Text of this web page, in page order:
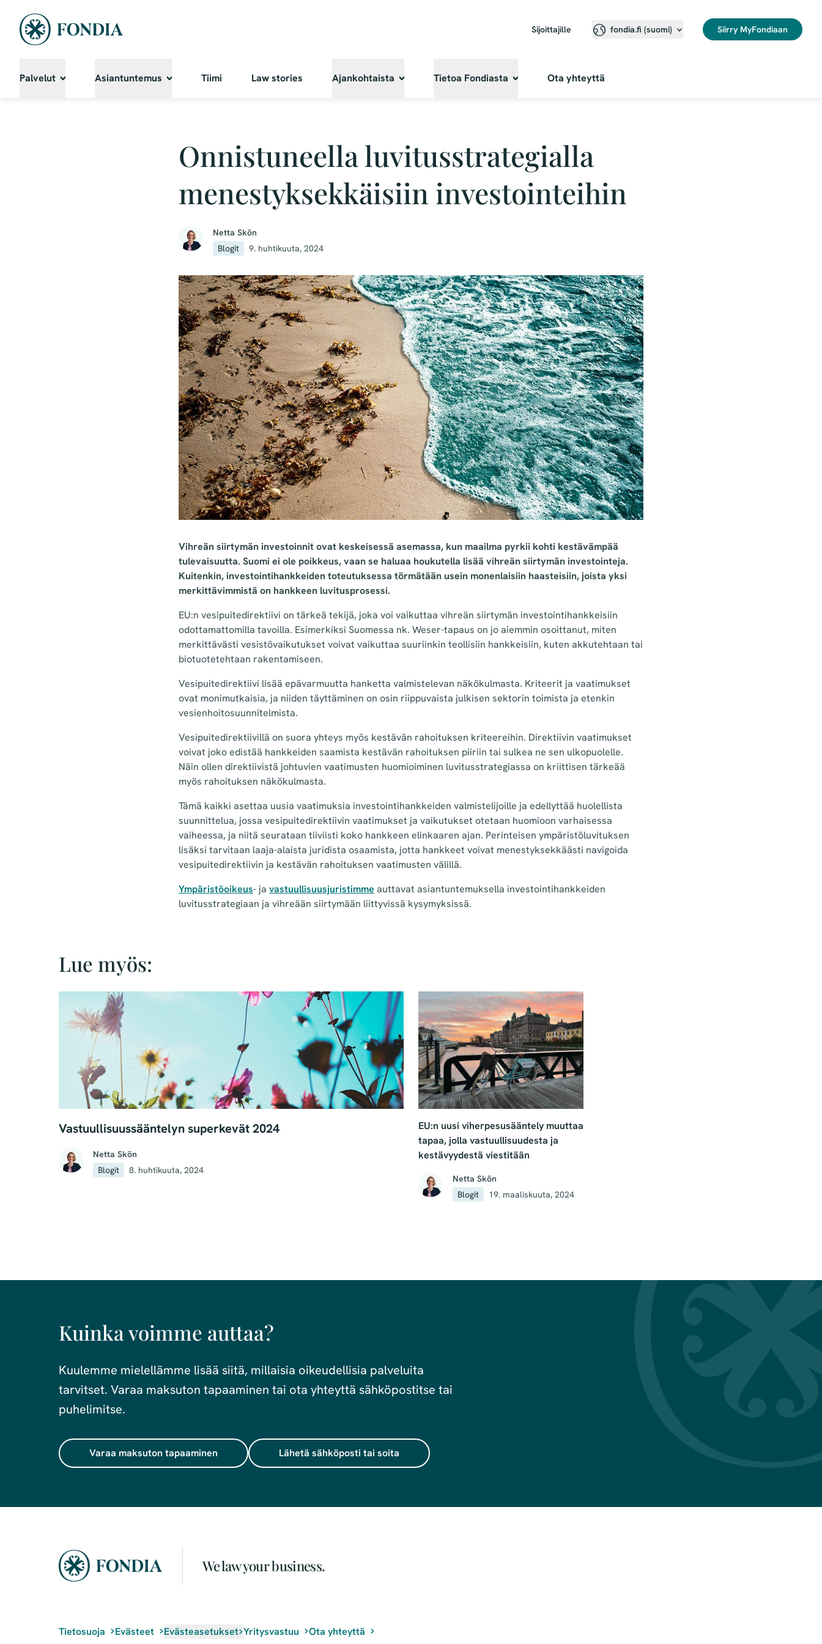
Sijoittajille fondia.fi (suomi) Siirry MyFondiaan
Palvelut Asiantuntemus Tiimi Law stories Ajankohtaista Tietoa Fondiasta Ota yhteyttä
Onnistuneella luvitusstrategialla
menestyksekkäisiin investointeihin
Netta Skön
Blogit
9. huhtikuuta, 2024
Vihreän siirtymän investoinnit ovat keskeisessä asemassa, kun maailma pyrkii kohti kestävämpää
tulevaisuutta. Suomi ei ole poikkeus, vaan se haluaa houkutella lisää vihreän siirtymän investointeja.
Kuitenkin, investointihankkeiden toteutuksessa törmätään usein monenlaisiin haasteisiin, joista yksi
merkittävimmistä on hankkeen luvitusprosessi.
EU:n vesipuitedirektiivi on tärkeä tekijä, joka voi vaikuttaa vihreän siirtymän investointihankkeisiin
odottamattomilla tavoilla. Esimerkiksi Suomessa nk. Weser-tapaus on jo aiemmin osoittanut, miten
merkittävästi vesistövaikutukset voivat vaikuttaa suuriinkin teollisiin hankkeisiin, kuten akkutehtaan tai
biotuotetehtaan rakentamiseen.
Vesipuitedirektiivi lisää epävarmuutta hanketta valmistelevan näkökulmasta. Kriteerit ja vaatimukset
ovat monimutkaisia, ja niiden täyttäminen on osin riippuvaista julkisen sektorin toimista ja etenkin
vesienhoitosuunnitelmista.
Vesipuitedirektiivillä on suora yhteys myös kestävän rahoituksen kriteereihin. Direktiivin vaatimukset
voivat joko edistää hankkeiden saamista kestävän rahoituksen piiriin tai sulkea ne sen ulkopuolelle.
Näin ollen direktiivistä johtuvien vaatimusten huomioiminen luvitusstrategiassa on kriittisen tärkeää
myös rahoituksen näkökulmasta.
Tämä kaikki asettaa uusia vaatimuksia investointihankkeiden valmistelijoille ja edellyttää huolellista
suunnittelua, jossa vesipuitedirektiivin vaatimukset ja vaikutukset otetaan huomioon varhaisessa
vaiheessa, ja niitä seurataan tiiviisti koko hankkeen elinkaaren ajan. Perinteisen ympäristöluvituksen
lisäksi tarvitaan laaja-alaista juridista osaamista, jotta hankkeet voivat menestyksekkäästi navigoida
vesipuitedirektiivin ja kestävän rahoituksen vaatimusten välillä.
Ympäristöoikeus- ja vastuullisuusjuristimme auttavat asiantuntemuksella investointihankkeiden
luvitusstrategiaan ja vihreään siirtymään liittyvissä kysymyksissä.
Lue myös:
Vastuullisuussääntelyn superkevät 2024
Netta Skön
Blogit
8. huhtikuuta, 2024
EU:n uusi viherpesusääntely muuttaa
tapaa, jolla vastuullisuudesta ja
kestävyydestä viestitään
Netta Skön
Blogit
19. maaliskuuta, 2024
Kuinka voimme auttaa?
Kuulemme mielellämme lisää siitä, millaisia oikeudellisia palveluita
tarvitset. Varaa maksuton tapaaminen tai ota yhteyttä sähköpostitse tai
puhelimitse.
Varaa maksuton tapaaminen Lähetä sähköposti tai soita
We law your business.
Tietosuoja Evästeet Evästeasetukset Yritysvastuu Ota yhteyttä